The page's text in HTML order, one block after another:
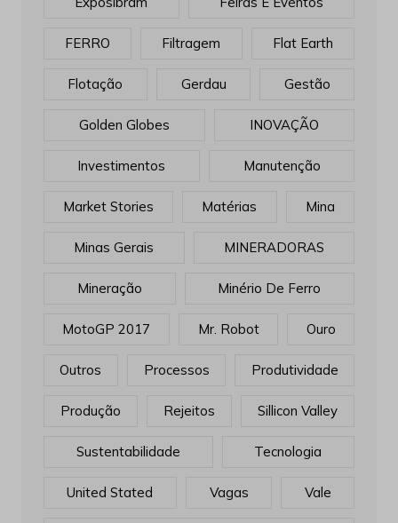
FERRO Filtragem Flat Earth
Flotação Gerdau Gestão
Golden Globes INOVAÇÃO
Investimentos Manutenção
Market Stories Matérias Mina
Minas Gerais MINERADORAS
Mineração Minério De Ferro
MotoGP 2017 Mr. Robot Ouro
Outros Processos Produtividade
Produção Rejeitos Sillicon Valley
Sustentabilidade Tecnologia
United Stated Vagas Vale